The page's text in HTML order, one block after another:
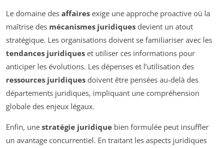
Le domaine des affaires exige une approche proactive où la
maîtrise des mécanismes juridiques devient un atout
stratégique. Les organisations doivent se familiariser avec les
tendances juridiques et utiliser ces informations pour
anticiper les évolutions. Les dépenses et l’utilisation des
ressources juridiques doivent être pensées au-delà des
départements juridiques, impliquant une compréhension
globale des enjeux légaux.
Enfin, une stratégie juridique bien formulée peut insuffler
un avantage concurrentiel. En traitant les aspects juridiques